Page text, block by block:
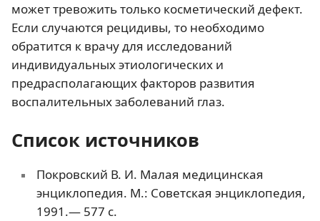
может тревожить только косметический дефект.
Если случаются рецидивы, то необходимо
обратится к врачу для исследований
индивидуальных этиологических и
предрасполагающих факторов развития
воспалительных заболеваний глаз.
Список источников
Покровский В. И. Малая медицинская
энциклопедия. М.: Советская энциклопедия,
1991.— 577 с.